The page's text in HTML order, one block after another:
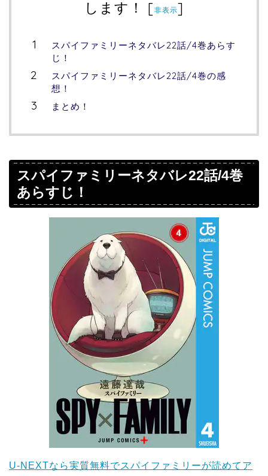
します！
[非表示]
スパイファミリーネタバレ22話/4巻あらす
じ！
スパイファミリーネタバレ22話/4巻の感
想！
まとめ！
スパイファミリーネタバレ22話/4巻
あらすじ！
U-NEXTなら実質無料でスパイファミリーが読めてア